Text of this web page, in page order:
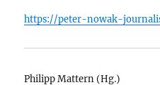
https://peter-nowak-
Philipp Mattern (Hg.)